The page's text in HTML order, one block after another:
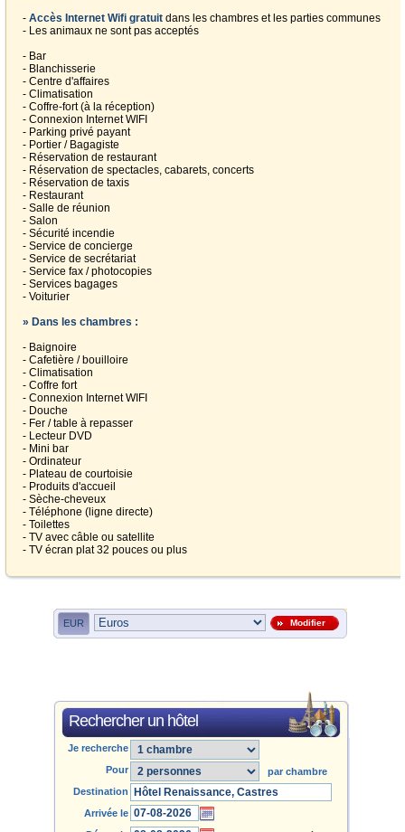
- Accès Internet Wifi gratuit dans les chambres et les parties communes
- Les animaux ne sont pas acceptés
- Bar
- Blanchisserie
- Centre d'affaires
- Climatisation
- Coffre-fort (à la réception)
- Connexion Internet WIFI
- Parking privé payant
- Portier / Bagagiste
- Réservation de restaurant
- Réservation de spectacles, cabarets, concerts
- Réservation de taxis
- Restaurant
- Salle de réunion
- Salon
- Sécurité incendie
- Service de concierge
- Service de secrétariat
- Service fax / photocopies
- Services bagages
- Voiturier
» Dans les chambres :
- Baignoire
- Cafetière / bouilloire
- Climatisation
- Coffre fort
- Connexion Internet WIFI
- Douche
- Fer / table à repasser
- Lecteur DVD
- Mini bar
- Ordinateur
- Plateau de courtoisie
- Produits d'accueil
- Sèche-cheveux
- Téléphone (ligne directe)
- Toilettes
- TV avec câble ou satellite
- TV écran plat 32 pouces ou plus
EUR Modifier
Rechercher un hôtel
Je recherche
Pour
par chambre
Destination
Arrivée le